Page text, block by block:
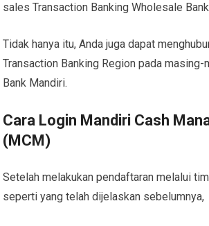
sales Transaction Banking Wholesale
Tidak hanya itu, Anda juga dapat
Transaction Banking Region pada
Bank Mandiri.
Cara Login Mandiri Cash
(MCM)
Setelah melakukan pendaftaran melalui
seperti yang telah dijelaskan sebelumnya,